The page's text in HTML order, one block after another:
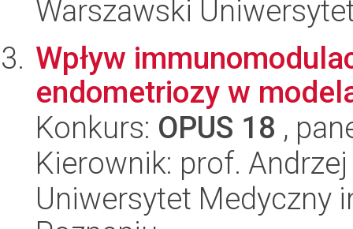
Warszawski
Wpływ
endometriozy w
Konkurs: OPUS 18 ,
Kierownik: prof.
Uniwersytet Medyczny